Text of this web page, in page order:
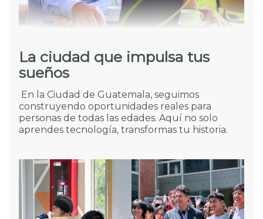
La ciudad que impulsa tus
sueños
En la Ciudad de Guatemala, seguimos
construyendo oportunidades reales para
personas de todas las edades. Aquí no solo
aprendes tecnología, transformas tu historia.